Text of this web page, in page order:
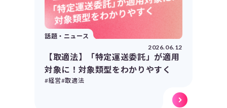
話題・ニュース
2026.06.12
【取適法】「特定運送委託」が適用
対象に！対象類型をわかりやすく
#経営#取適法